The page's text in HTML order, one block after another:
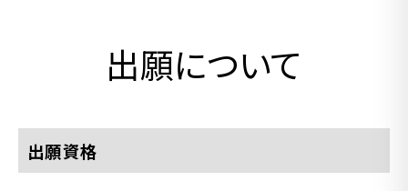
出願について
出願資格